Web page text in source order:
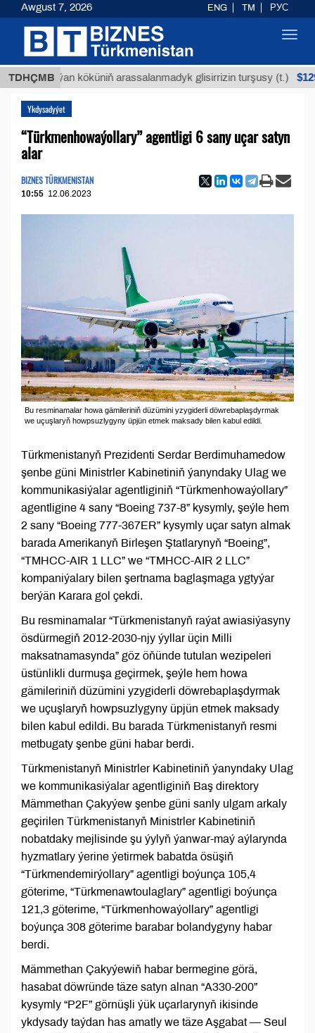
TDHÇMB
Buýan köküniň arassalanmadyk glisirrizin turşusy (t.) $12935,18
Ykdysadyýet
“Türkmenhowaýollary” agentligi 6 sany uçar satyn
alar
BIZNES TÜRKMENISTAN
10:55 12.06.2023
Bu resminamalar howa gämileriniň düzümini yzygiderli döwrebaplaşdyrmak
we uçuşlaryň howpsuzlygyny üpjün etmek maksady bilen kabul edildi.
Türkmenistanyň Prezidenti Serdar Berdimuhamedow
şenbe güni Ministrler Kabinetiniň ýanyndaky Ulag we
kommunikasiýalar agentliginiň “Türkmenhowaýollary”
agentligine 4 sany “Boeing 737-8” kysymly, şeýle hem
2 sany “Boeing 777-367ER” kysymly uçar satyn almak
barada Amerikanyň Birleşen Ştatlarynyň “Boeing”,
“TMHCC-AIR 1 LLC” we “TMHCC-AIR 2 LLC”
kompaniýalary bilen şertnama baglaşmaga ygtyýar
berýän Karara gol çekdi.
Bu resminamalar “Türkmenistanyň raýat awiasiýasyny
ösdürmegiň 2012-2030-njy ýyllar üçin Milli
maksatnamasynda” göz öňünde tutulan wezipeleri
üstünlikli durmuşa geçirmek, şeýle hem howa
gämileriniň düzümini yzygiderli döwrebaplaşdyrmak
we uçuşlaryň howpsuzlygyny üpjün etmek maksady
bilen kabul edildi. Bu barada Türkmenistanyň resmi
metbugaty şenbe güni habar berdi.
Türkmenistanyň Ministrler Kabinetiniň ýanyndaky Ulag
we kommunikasiýalar agentliginiň Baş direktory
Mämmethan Çakyýew şenbe güni sanly ulgam arkaly
geçirilen Türkmenistanyň Ministrler Kabinetiniň
nobatdaky mejlisinde şu ýylyň ýanwar-maý aýlarynda
hyzmatlary ýerine ýetirmek babatda ösüşiň
“Türkmendemirýollary” agentligi boýunça 105,4
göterime, “Türkmenawtoulaglary” agentligi boýunça
121,3 göterime, “Türkmenhowaýollary” agentligi
boýunça 308 göterime barabar bolandygyny habar
berdi.
Mämmethan Çakyýewiň habar bermegine görä,
hasabat döwründe täze satyn alnan “A330-200”
kysymly “P2F” görnüşli ýük uçarlarynyň ikisinde
ykdysady taýdan has amatly we täze Aşgabat — Seul
Awgust 7, 2026 ENG TM РУС